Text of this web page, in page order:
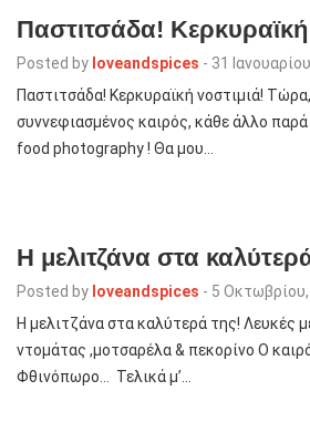
Παστιτσάδα! Κερκυραϊκή
Posted by loveandspices - 31
Παστιτσάδα! Κερκυραϊκή νοστιμιά!
συννεφιασμένος καιρός, κάθε άλλο
food photography ! Θα μου…
Η μελιτζάνα στα
Posted by loveandspices - 5
Η μελιτζάνα στα καλύτερά της! Λευκές
ντομάτας ,μοτσαρέλα & πεκορίνο Ο
Φθινόπωρο… Τελικά μ’…